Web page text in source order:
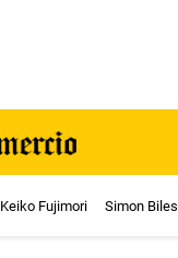
Keiko Fujimori Simon Biles